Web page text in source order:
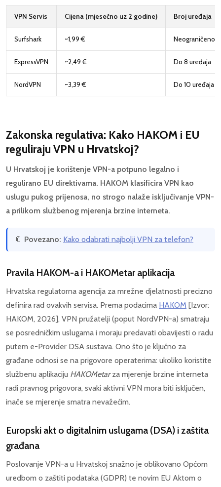
VPN Servis Cijena (mjesečno uz 2 godine) Broj uređaja
Surfshark ~1,99 € Neograničeno
ExpressVPN ~2,49 € Do 8 uređaja
NordVPN ~3,39 € Do 10 uređaja
Zakonska regulativa: Kako HAKOM i EU
reguliraju VPN u Hrvatskoj?
U Hrvatskoj je korištenje VPN-a potpuno legalno i
regulirano EU direktivama. HAKOM klasificira VPN kao
uslugu pukog prijenosa, no strogo nalaže isključivanje VPN-
a prilikom službenog mjerenja brzine interneta.
📎 Povezano: Kako odabrati najbolji VPN za telefon?
Pravila HAKOM-a i HAKOMetar aplikacija
Hrvatska regulatorna agencija za mrežne djelatnosti precizno
definira rad ovakvih servisa. Prema podacima HAKOM [Izvor:
HAKOM, 2026], VPN pružatelji (poput NordVPN-a) smatraju
se posredničkim uslugama i moraju predavati obavijesti o radu
putem e-Provider DSA sustava. Ono što je ključno za
građane odnosi se na prigovore operaterima: ukoliko koristite
službenu aplikaciju HAKOMetarza mjerenje brzine interneta
radi pravnog prigovora, svaki aktivni VPN mora biti isključen,
inače se mjerenje smatra nevažećim.
Europski akt o digitalnim uslugama (DSA) i zaštita
građana
Poslovanje VPN-a u Hrvatskoj snažno je oblikovano Općom
uredbom o zaštiti podataka (GDPR) te novim EU Aktom o